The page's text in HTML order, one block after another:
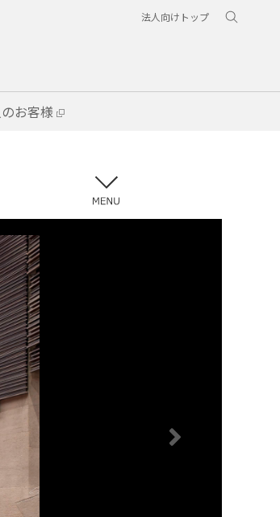
法人向けトップ
お客様